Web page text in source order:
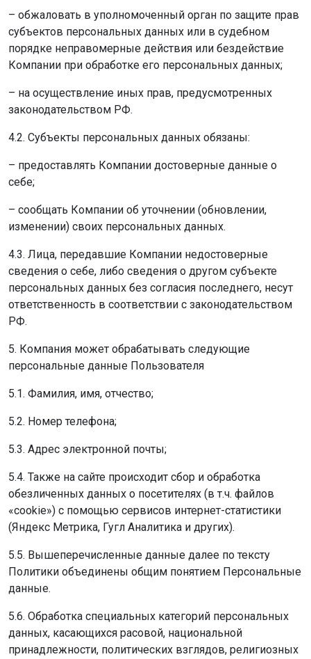
– обжаловать в уполномоченный орган по защите прав
субъектов персональных данных или в судебном
порядке неправомерные действия или бездействие
Компании при обработке его персональных данных;
– на осуществление иных прав, предусмотренных
законодательством РФ.
4.2. Субъекты персональных данных обязаны:
– предоставлять Компании достоверные данные о
себе;
– сообщать Компании об уточнении (обновлении,
изменении) своих персональных данных.
4.3. Лица, передавшие Компании недостоверные
сведения о себе, либо сведения о другом субъекте
персональных данных без согласия последнего, несут
ответственность в соответствии с законодательством
РФ.
5. Компания может обрабатывать следующие
персональные данные Пользователя
5.1. Фамилия, имя, отчество;
5.2. Номер телефона;
5.3. Адрес электронной почты;
5.4. Также на сайте происходит сбор и обработка
обезличенных данных о посетителях (в т.ч. файлов
«cookie») с помощью сервисов интернет-статистики
(Яндекс Метрика, Гугл Аналитика и других).
5.5. Вышеперечисленные данные далее по тексту
Политики объединены общим понятием Персональные
данные.
5.6. Обработка специальных категорий персональных
данных, касающихся расовой, национальной
принадлежности, политических взглядов, религиозных